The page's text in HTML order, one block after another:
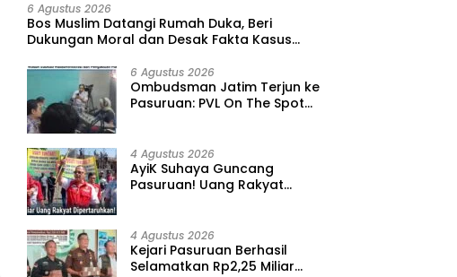
6 Agustus 2026
‎Bos Muslim Datangi Rumah Duka, Beri
Dukungan Moral dan Desak Fakta Kasus
6 Agustus 2026
‎Ombudsman Jatim Terjun ke
Pasuruan: PVL On The Spot
Pengaduan Publik
4 Agustus 2026
‎AyiK Suhaya Guncang
Pasuruan! Uang Rakyat
Dalmas Polres
4 Agustus 2026
Kejari Pasuruan Berhasil
Selamatkan Rp2,25 Miliar